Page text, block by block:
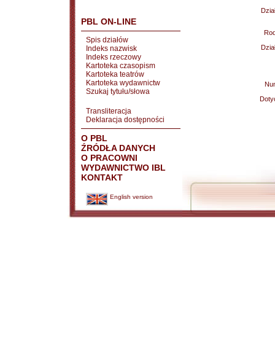
PBL ON-LINE
Spis działów
Indeks nazwisk
Indeks rzeczowy
Kartoteka czasopism
Kartoteka teatrów
Kartoteka wydawnictw
Szukaj tytułu/słowa
Transliteracja
Deklaracja dostępności
O PBL
ŹRÓDŁA DANYCH
O PRACOWNI
WYDAWNICTWO IBL
KONTAKT
English version